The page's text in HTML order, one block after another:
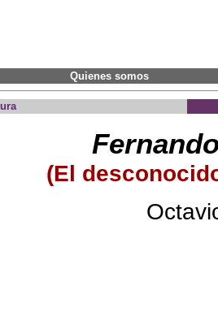
Quienes somos
(El